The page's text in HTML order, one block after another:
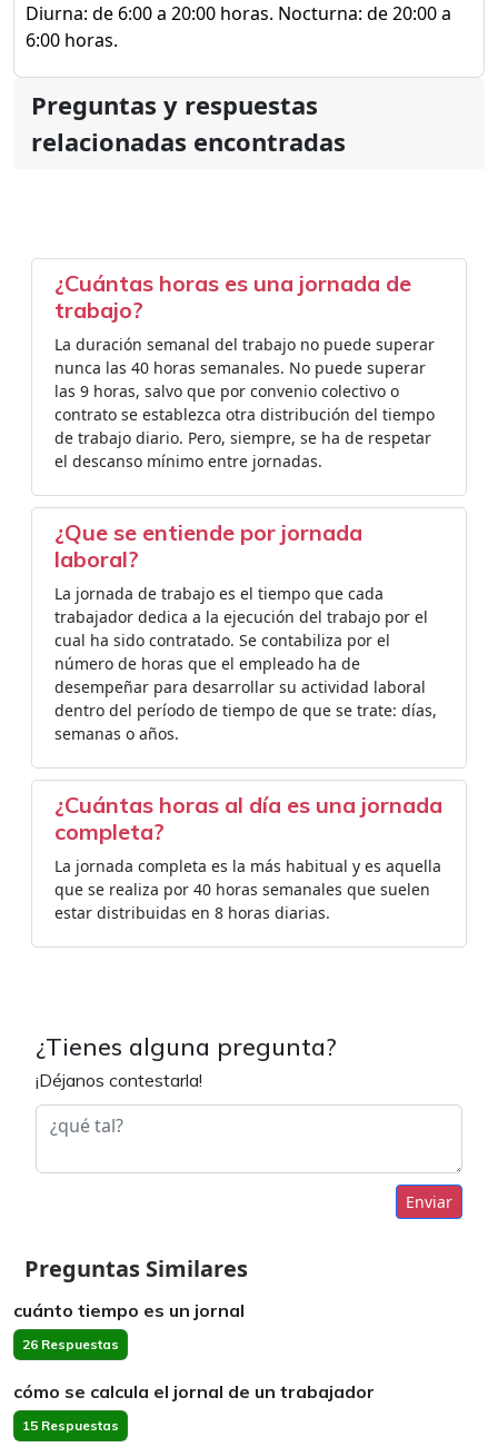
Diurna: de 6:00 a 20:00 horas. Nocturna: de 20:00 a
6:00 horas.
Preguntas y respuestas
relacionadas encontradas
¿Cuántas horas es una jornada de
trabajo?
La duración semanal del trabajo no puede superar
nunca las 40 horas semanales. No puede superar
las 9 horas, salvo que por convenio colectivo o
contrato se establezca otra distribución del tiempo
de trabajo diario. Pero, siempre, se ha de respetar
el descanso mínimo entre jornadas.
¿Que se entiende por jornada
laboral?
La jornada de trabajo es el tiempo que cada
trabajador dedica a la ejecución del trabajo por el
cual ha sido contratado. Se contabiliza por el
número de horas que el empleado ha de
desempeñar para desarrollar su actividad laboral
dentro del período de tiempo de que se trate: días,
semanas o años.
¿Cuántas horas al día es una jornada
completa?
La jornada completa es la más habitual y es aquella
que se realiza por 40 horas semanales que suelen
estar distribuidas en 8 horas diarias.
¿Tienes alguna pregunta?
¡Déjanos contestarla!
Enviar
Preguntas Similares
cuánto tiempo es un jornal
26 Respuestas
cómo se calcula el jornal de un trabajador
15 Respuestas